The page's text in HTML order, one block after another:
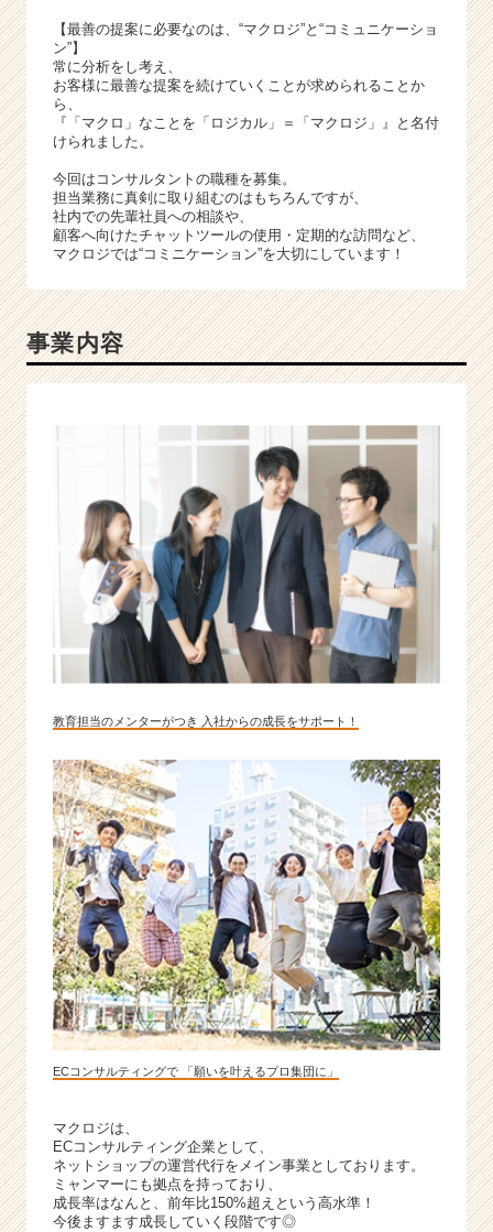
【最善の提案に必要なのは、“マクロジ”と“コミュニケーショ
ン”】
常に分析をし考え、
お客様に最善な提案を続けていくことが求められることか
ら、
『「マクロ」なことを「ロジカル」＝「マクロジ」』と名付
けられました。
今回はコンサルタントの職種を募集。
担当業務に真剣に取り組むのはもちろんですが、
社内での先輩社員への相談や、
顧客へ向けたチャットツールの使用・定期的な訪問など、
マクロジでは“コミニケーション”を大切にしています！
事業内容
教育担当のメンターがつき 入社からの成長をサポート！
ECコンサルティングで 「願いを叶えるプロ集団に」
マクロジは、
ECコンサルティング企業として、
ネットショップの運営代行をメイン事業としております。
ミャンマーにも拠点を持っており、
成長率はなんと、前年比150%超えという高水準！
今後ますます成長していく段階です◎